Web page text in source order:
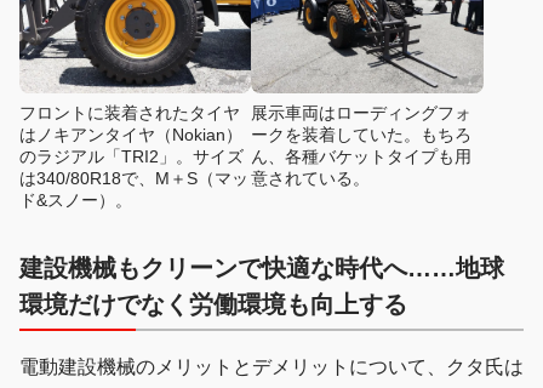
フロントに装着されたタイヤ
はノキアンタイヤ（Nokian）
のラジアル「TRI2」。サイズ
は340/80R18で、M＋S（マッ
ド&スノー）。
展示車両はローディングフォ
ークを装着していた。もちろ
ん、各種バケットタイプも用
意されている。
建設機械もクリーンで快適な時代へ……地球
環境だけでなく労働環境も向上する
電動建設機械のメリットとデメリットについて、クタ氏は